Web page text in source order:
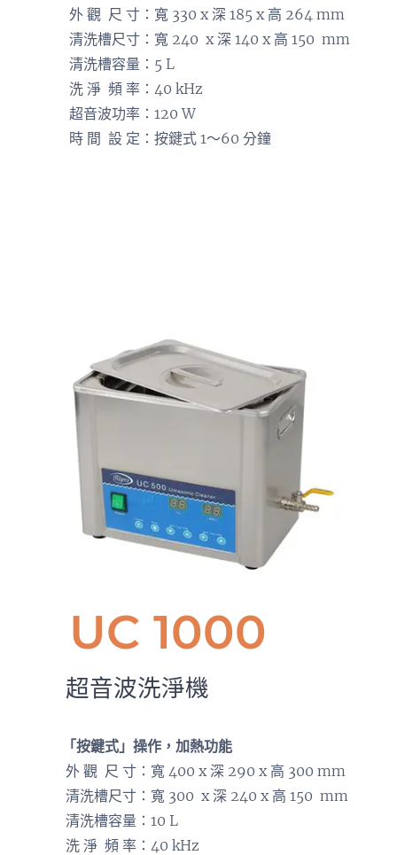
外 觀 尺 寸：寬 330 x 深 185 x 高 264 mm
清洗槽尺寸：寬 240 x 深 140 x 高 150 mm
清洗槽容量：5 L
洗 淨 頻 率：40 kHz
超音波功率：120 W
時 間 設 定：按鍵式 1～60 分鐘
UC 1000
超音波洗淨機
「按鍵式」操作，加熱功能
外 觀 尺 寸：寬 400 x 深 290 x 高 300 mm
清洗槽尺寸：寬 300 x 深 240 x 高 150 mm
清洗槽容量：10 L
洗 淨 頻 率：40 kHz